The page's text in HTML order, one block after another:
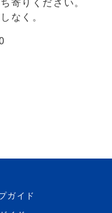
寄りください。
なく。
ガイド